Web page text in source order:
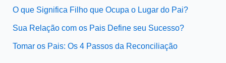
O que Significa Filho que Ocupa o Lugar do Pai?
Sua Relação com os Pais Define seu Sucesso?
Tomar os Pais: Os 4 Passos da Reconciliação